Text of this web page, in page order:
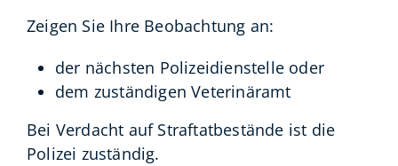
Zeigen Sie Ihre Beobachtung an:
der nächsten Polizeidienstelle oder
dem zuständigen Veterinäramt
Bei Verdacht auf Straftatbestände ist die
Polizei zuständig.